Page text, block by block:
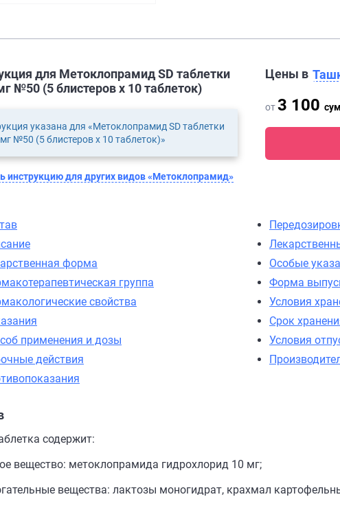
Цены в
от3 100 сум
для Метоклопрамид SD таблетки
№50 (5 блистеров х 10 таблеток)
указана для «Метоклопрамид SD таблетки
№50 (5 блистеров х 10 таблеток)»
инструкцию для других видов «Метоклопрамид»
форма
группа
свойства
применения и дозы
действия
Особые
Форма
Условия
Срок
Условия
содержит:
вещество: метоклопрамида гидрохлорид 10 мг;
вещества: лактозы моногидрат, крахмал